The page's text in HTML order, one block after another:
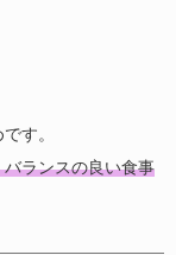
す。
ランスの良い食事